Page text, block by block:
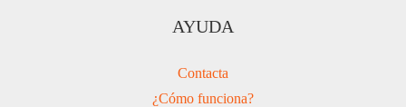
AYUDA
Contacta
¿Cómo funciona?